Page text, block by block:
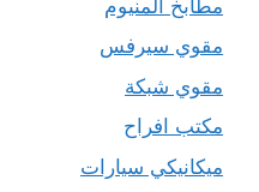
مطابخ المنيوم
مقوي سيرفس
مقوي شبكة
مكتب افراح
ميكانيكي سيارات